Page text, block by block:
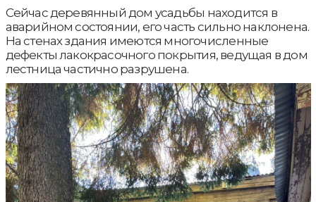
Сейчас деревянный дом усадьбы находится в
аварийном состоянии, его часть сильно наклонена.
На стенах здания имеются многочисленные
дефекты лакокрасочного покрытия, ведущая в дом
лестница частично разрушена.